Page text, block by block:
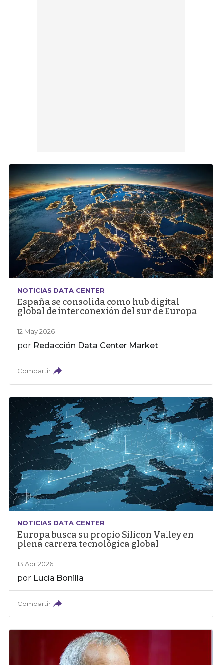
NOTICIAS DATA CENTER
España se consolida como hub digital
global de interconexión del sur de Europa
12 May 2026
por Redacción Data Center Market
Compartir
NOTICIAS DATA CENTER
Europa busca su propio Silicon Valley en
plena carrera tecnológica global
13 Abr 2026
por Lucía Bonilla
Compartir